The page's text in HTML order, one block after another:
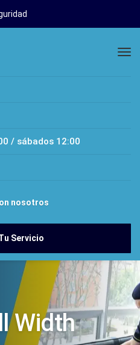
/ sábados 12:00
nosotros
Servicio
Width